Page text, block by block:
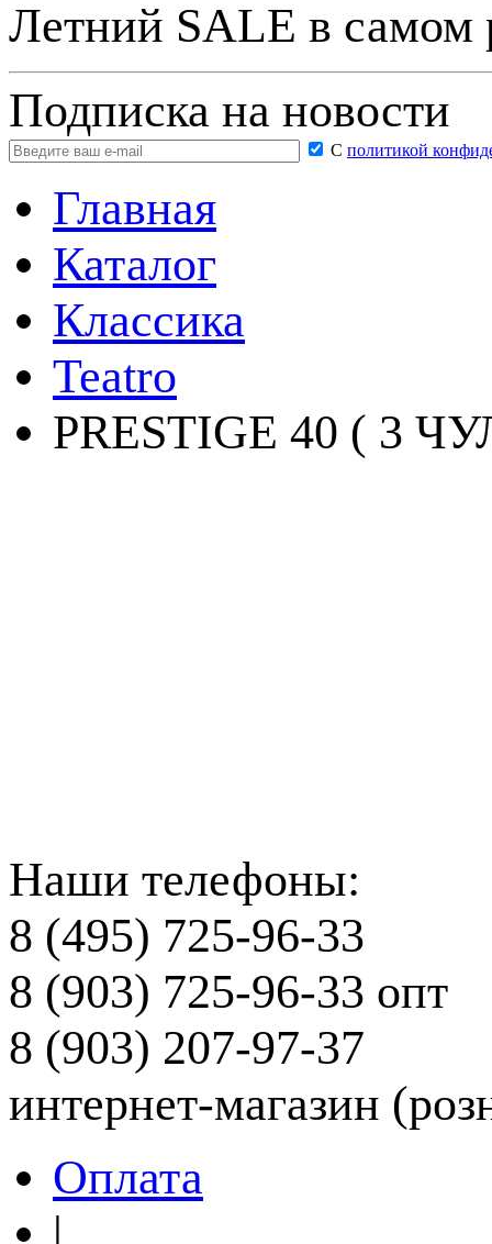
Летний SALE в самом
Подписка на новости
С политикой
Главная
Каталог
Классика
Teatro
PRESTIGE 40 ( 3
Наши телефоны:
8 (495) 725-96-33
8 (903) 725-96-33 опт
8 (903) 207-97-37
интернет-магазин
Оплата